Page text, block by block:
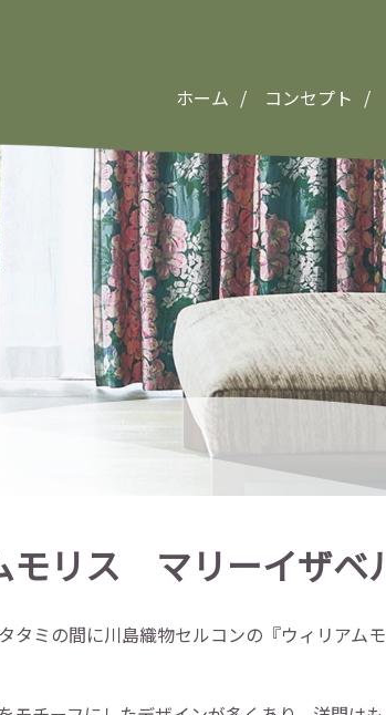
ホーム コンセプト
リス マリーイザベ
タミの間に川島織物セルコンの『ウィリア